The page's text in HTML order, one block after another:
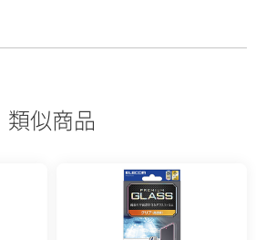
類似商品